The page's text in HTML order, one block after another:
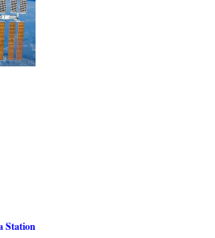
Station